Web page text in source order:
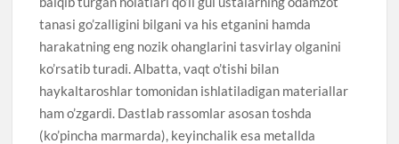
tanasi go’zalligini bilgani va his etganini hamda
harakatning eng nozik ohanglarini tasvirlay olganini
ko’rsatib turadi. Albatta, vaqt o’tishi bilan
haykaltaroshlar tomonidan ishlatiladigan materiallar
ham o’zgardi. Dastlab rassomlar asosan toshda
(ko’pincha marmarda), keyinchalik esa metallda